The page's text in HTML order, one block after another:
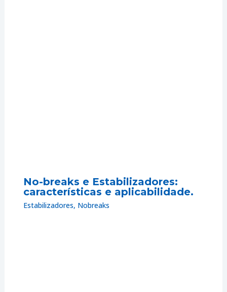
No-breaks e Estabilizadores:
características e aplicabilidade.
Estabilizadores, Nobreaks